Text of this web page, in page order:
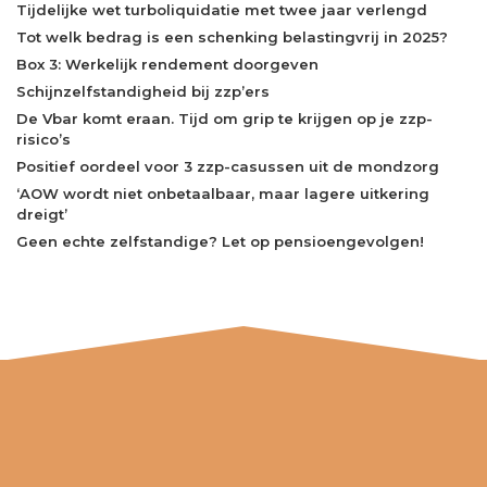
Tijdelijke wet turboliquidatie met twee jaar verlengd
Tot welk bedrag is een schenking belastingvrij in 2025?
Box 3: Werkelijk rendement doorgeven
Schijnzelfstandigheid bij zzp’ers
De Vbar komt eraan. Tijd om grip te krijgen op je zzp-
risico’s
Positief oordeel voor 3 zzp-casussen uit de mondzorg
‘AOW wordt niet onbetaalbaar, maar lagere uitkering
dreigt’
Geen echte zelfstandige? Let op pensioengevolgen!